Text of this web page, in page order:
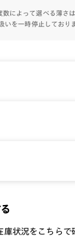
すが回転運動や強
ッドを立てた状態
によって選べる薄さは
を一時停止しておりま
眼鏡用）
くなっても、
庫状況をこちらで